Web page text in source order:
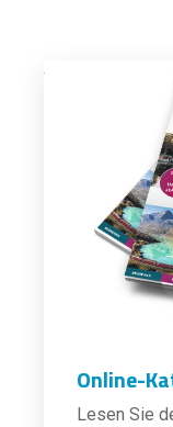
Online-
Lesen Sie